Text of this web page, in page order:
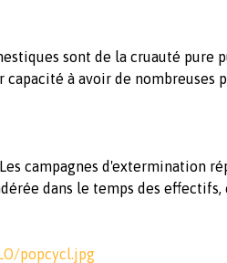
sont de la cruauté pure
à avoir de nombreuses
campagnes d'extermination
dans le temps des effectifs,
popcycl.jpg